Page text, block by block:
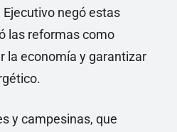
negó estas
las reformas como
la economía y garantizar
y campesinas, que